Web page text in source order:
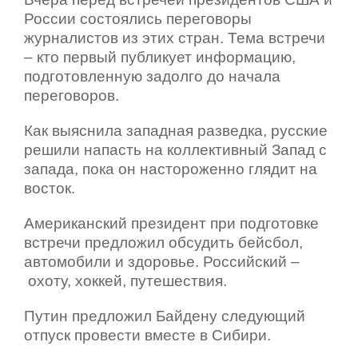
России состоялись переговоры
журналистов из этих стран. Тема встречи
– кто первый публикует информацию,
подготовленную задолго до начала
переговоров.
Как выяснила западная разведка, русские
решили напасть на коллективный Запад с
запада, пока он настороженно глядит на
восток.
Американский президент при подготовке
встречи предложил обсудить бейсбол,
автомобили и здоровье. Российский –
охоту, хоккей, путешествия.
Путин предложил Байдену следующий
отпуск провести вместе в Сибири.